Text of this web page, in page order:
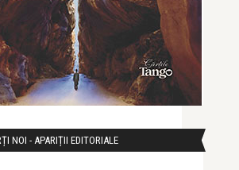
NOI - APARIȚII EDITORIALE